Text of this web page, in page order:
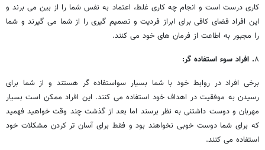
کاری درست است و انجام چه کاری غلط، اعتماد به نفس شما را از بین می ‎برند و
این افراد فضای کافی برای ابراز فردیت و تصمیم گیری را از شما می‎ گیرند و شما
را مجبور به اطاعت از فرمان های خود می ‎کنند.
۸. افراد سوء استفاده گر:
برخی افراد در روابط خود با شما بسیار سواستفاده گر هستند و از شما برای
رسیدن به موفقیت در اهداف خود استفاده می ‎کنند. این افراد ممکن است بسیار
مهربان و دوست داشتنی به نظر برسند اما بعد از گذشت چند وقت خواهید فهمید
که برای شما دوست خوبی نخواهند بود و فقط برای آسان تر کردن مشکلات خود
استفاده می ‎کنند.